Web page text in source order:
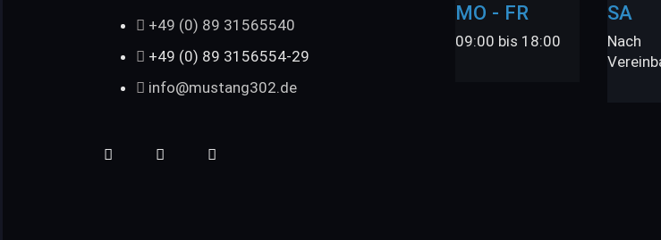
+49 (0) 89 31565540
+49 (0) 89 3156554-29
info@mustang302.de
MO - FR
09:00 bis 18:00
SA
Nach